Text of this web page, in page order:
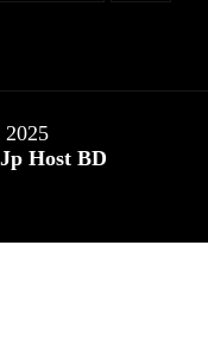
2025
Jp Host BD